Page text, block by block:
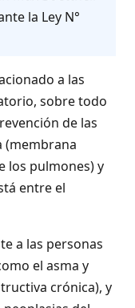
la Ley N°
a las
sobre todo
de las
(membrana
los pulmones) y
entre el
a las personas
el asma y
crónica), y